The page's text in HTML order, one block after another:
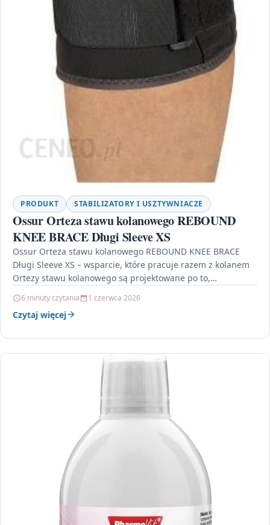
PRODUKT STABILIZATORY I USZTYWNIACZE
Ossur Orteza stawu kolanowego REBOUND
KNEE BRACE Długi Sleeve XS
Ossur Orteza stawu kolanowego REBOUND KNEE BRACE
Długi Sleeve XS – wsparcie, które pracuje razem z kolanem
Ortezy stawu kolanowego są projektowane po to,…
6 minuty czytania 1 czerwca 2026
Czytaj więcej